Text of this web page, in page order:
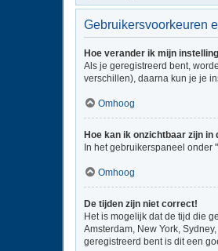
Gebruikersvoorkeuren
Hoe verander ik mijn
Als je geregistreerd bent,
verschillen), daarna kun je je
Omhoog
Hoe kan ik onzichtbaar zijn
In het gebruikerspaneel onder
Omhoog
De tijden zijn niet correct!
Het is mogelijk dat de tijd die
Amsterdam, New York,
geregistreerd bent is dit een